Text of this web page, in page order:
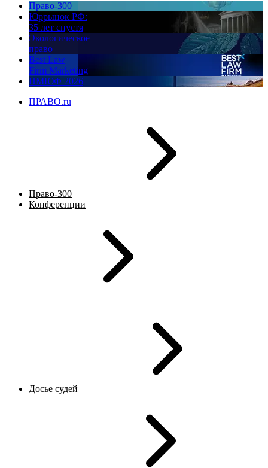
Право-300
Юррынок РФ:
35 лет спустя
Экологическое
право
Best Law
Firm Marketing
ПМЮФ 2026
ПРАВО.ru
Право-300
Конференции
Досье судей